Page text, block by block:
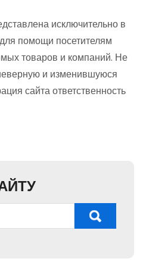
исключительно в
помощи посетителям
товаров и компаний. Не
и изменившуюся
сайта ответственность